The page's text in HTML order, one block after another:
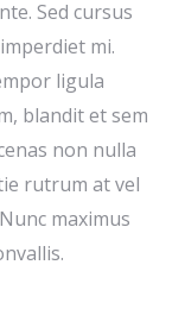
Sed cursus
mi.
ligula
blandit et sem
non nulla
rutrum at vel
maximus